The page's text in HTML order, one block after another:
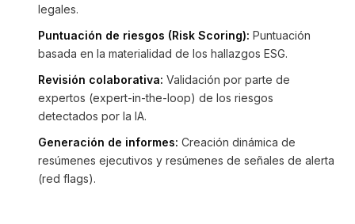
legales.
Puntuación de riesgos (Risk Scoring): Puntuación
basada en la materialidad de los hallazgos ESG.
Revisión colaborativa: Validación por parte de
expertos (expert-in-the-loop) de los riesgos
detectados por la IA.
Generación de informes: Creación dinámica de
resúmenes ejecutivos y resúmenes de señales de alerta
(red flags).